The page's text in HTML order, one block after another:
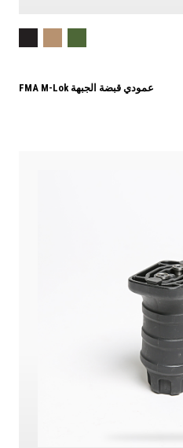
FMA M-Lok عمودي قبضة الجبهة